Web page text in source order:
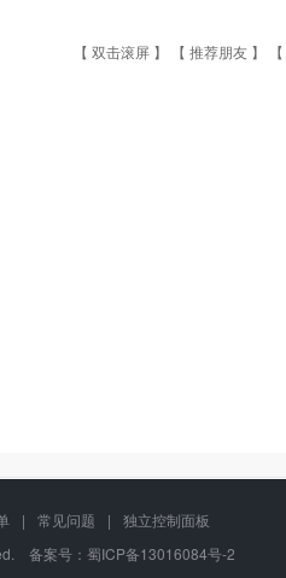
【 双击滚屏 】 【 推荐朋友 】 【
| 常见问题 |
独立控制面板
备案号： 蜀ICP备13016084号-2